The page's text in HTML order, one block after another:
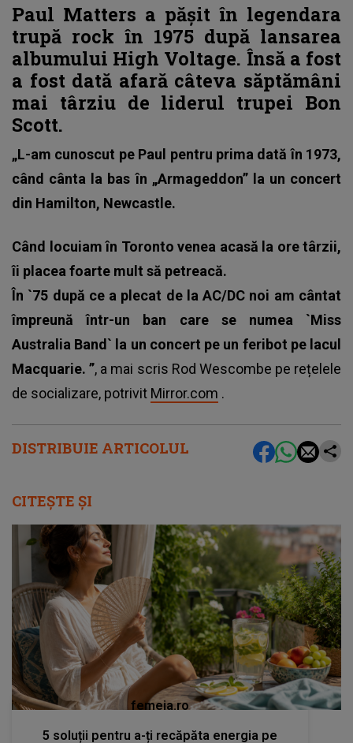
DISTRIBUIE ARTICOLUL
Paul Matters a pășit în legendara
trupă rock în 1975 după lansarea
albumului High Voltage. Însă a fost
a fost dată afară câteva săptămâni
mai târziu de liderul trupei Bon
Scott.
„L-am cunoscut pe Paul pentru prima dată în 1973,
când cânta la bas în „Armageddon” la un concert
din Hamilton, Newcastle.
Când locuiam în Toronto venea acasă la ore târzii,
îi placea foarte mult să petreacă.
În `75 după ce a plecat de la AC/DC noi am cântat
împreună într-un ban care se numea `Miss
Australia Band` la un concert pe un feribot pe lacul
Macquarie. ”, a mai scris Rod Wescombe pe rețelele
de socializare, potrivit Mirror.com .
CITEȘTE ȘI
femeia.ro
5 soluții pentru a-ți recăpăta energia pe